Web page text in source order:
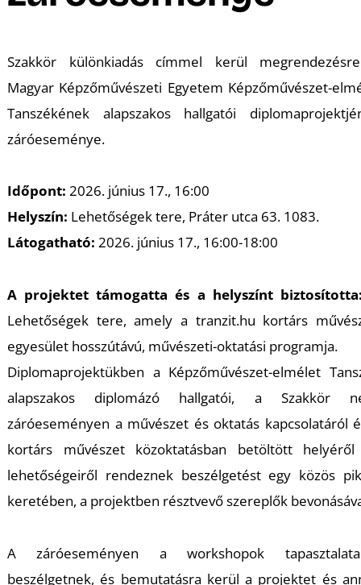
Szakkör különkiadáscímmel kerül
Magyar Képzőművészeti Egyetem Képzőművészet-
Tanszékének alapszakos hallgatói
záróeseménye.
Időpont: 2026. június 17., 16:00
Helyszín: Lehetőségek tere, Práter utca 63. 1083.
Látogatható: 2026. június 17., 16:00-18:00
A projektet támogatta és a helyszínt
Lehetőségek tere, amely a tranzit.hu kortárs
egyesület hosszútávú, művészeti-oktatási programja.
Diplomaprojektükben a Képzőművészet-elmélet
alapszakos diplomázó hallgatói, a Szakkör
záróeseményen a művészet és oktatás kapcsolatáról
kortárs művészet közoktatásban betöltött
lehetőségeiről rendeznek beszélgetést egy közös
keretében, a projektben résztvevő szereplők
A záróeseményen a workshopok
beszélgetnek, és bemutatásra kerül a projektet és